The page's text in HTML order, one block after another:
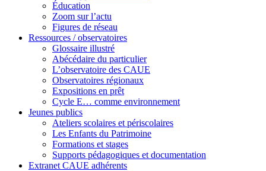
Éducation
Zoom sur l’actu
Figures de réseau
Ressources / observatoires
Glossaire illustré
Abécédaire du particulier
L’observatoire des CAUE
Observatoires régionaux
Expositions en prêt
Cycle E… comme environnement
Jeunes publics
Ateliers scolaires et périscolaires
Les Enfants du Patrimoine
Formations et stages
Supports pédagogiques et documentation
Extranet CAUE adhérents